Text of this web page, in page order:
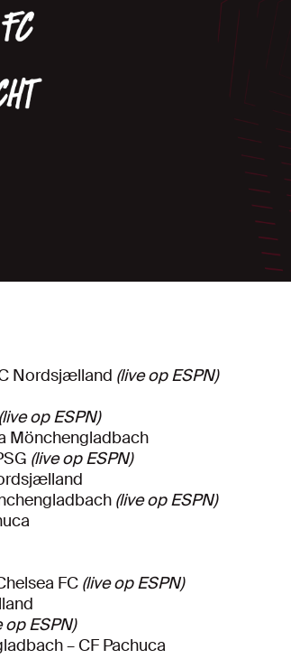
Nordsjælland (live op ESPN)
(live op ESPN)
Mönchengladbach
(live op ESPN)
(live op ESPN)
FC (live op ESPN)
op ESPN)
– CF Pachuca